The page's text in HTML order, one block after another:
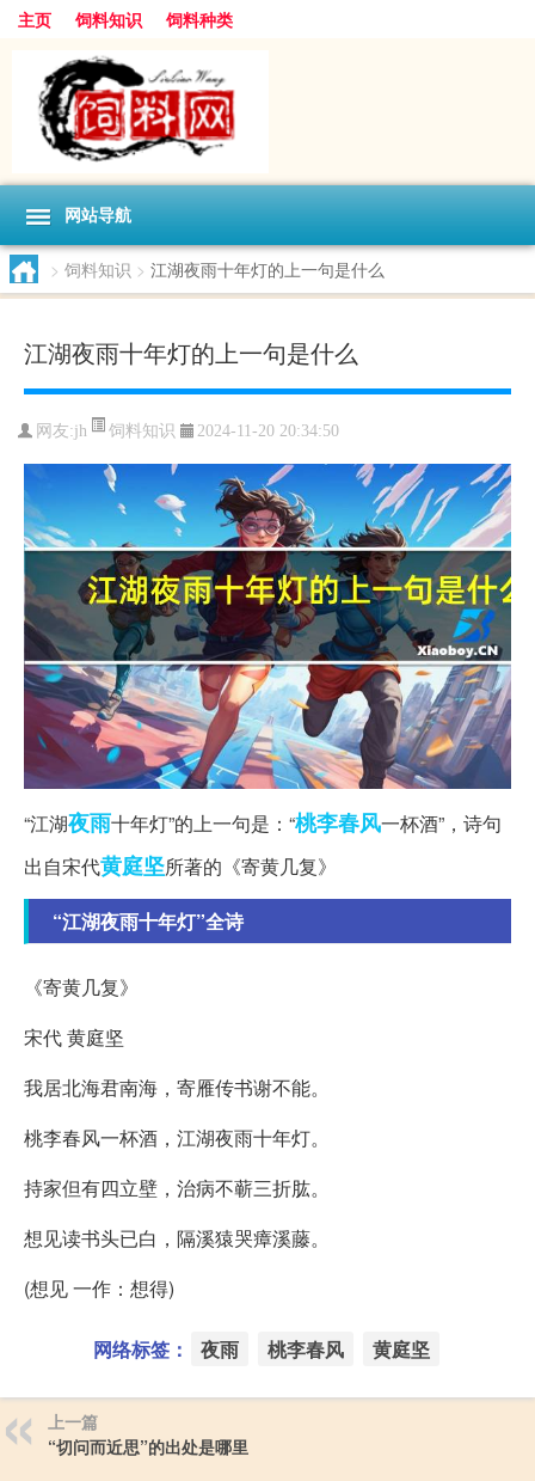
主页 饲料知识 饲料种类
网站导航
> 饲料知识 > 江湖夜雨十年灯的上一句是什么
江湖夜雨十年灯的上一句是什么
网友:jh 饲料知识 2024-11-20 20:34:50
“江湖夜雨十年灯”的上一句是：“桃李春风一杯酒”，诗句
出自宋代黄庭坚所著的《寄黄几复》
“江湖夜雨十年灯”全诗
《寄黄几复》
宋代 黄庭坚
我居北海君南海，寄雁传书谢不能。
桃李春风一杯酒，江湖夜雨十年灯。
持家但有四立壁，治病不蕲三折肱。
想见读书头已白，隔溪猿哭瘴溪藤。
(想见 一作：想得)
网络标签： 夜雨 桃李春风 黄庭坚
上一篇
“切问而近思”的出处是哪里